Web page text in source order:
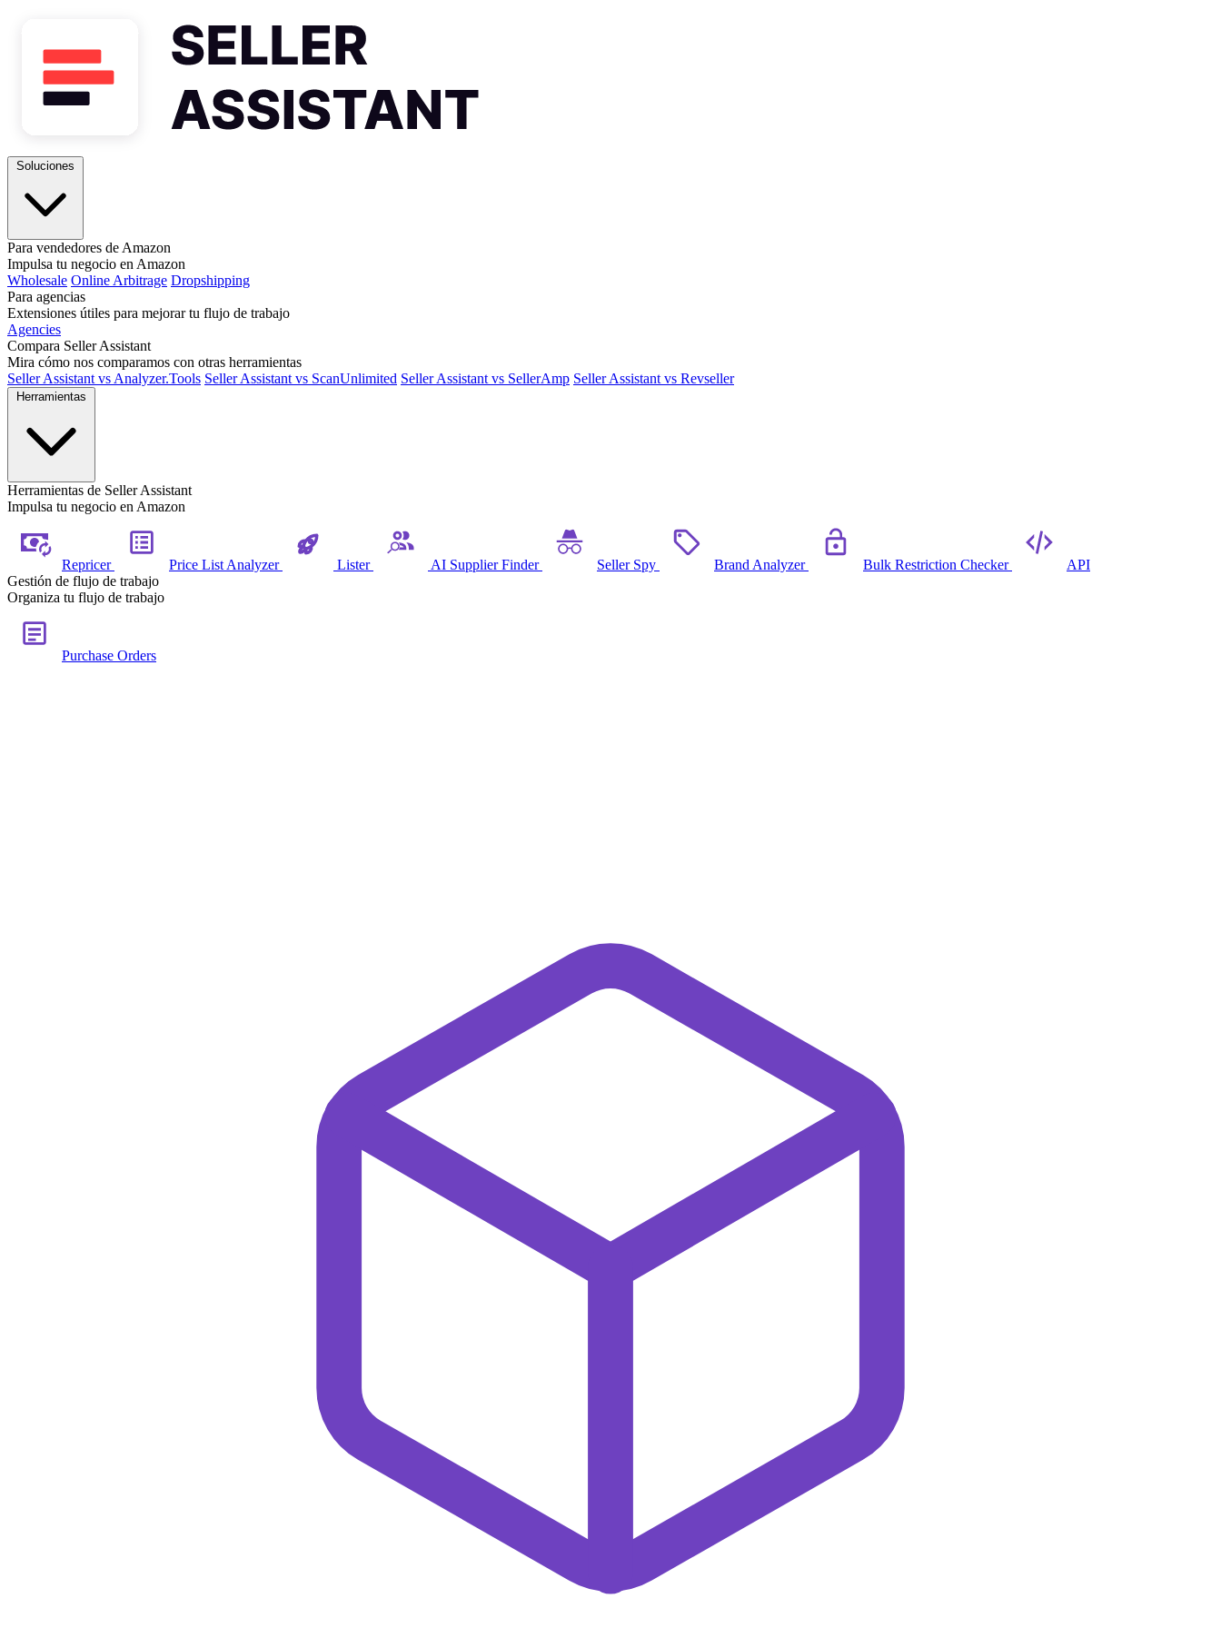
Para vendedores de Amazon
Impulsa tu negocio en Amazon
Wholesale Online Arbitrage Dropshipping
Para agencias
Extensiones útiles para mejorar tu flujo de trabajo
Agencies
Compara Seller Assistant
Mira cómo nos comparamos con otras herramientas
Seller Assistant vs Analyzer.Tools Seller Assistant vs ScanUnlimited Seller Assistant vs SellerAmp Seller Assistant vs Revseller
Herramientas de Seller Assistant
Impulsa tu negocio en Amazon
Repricer Price List Analyzer Lister AI Supplier Finder Seller Spy Brand Analyzer Bulk Restriction Checker
API
Gestión de flujo de trabajo
Organiza tu flujo de trabajo
Purchase Orders